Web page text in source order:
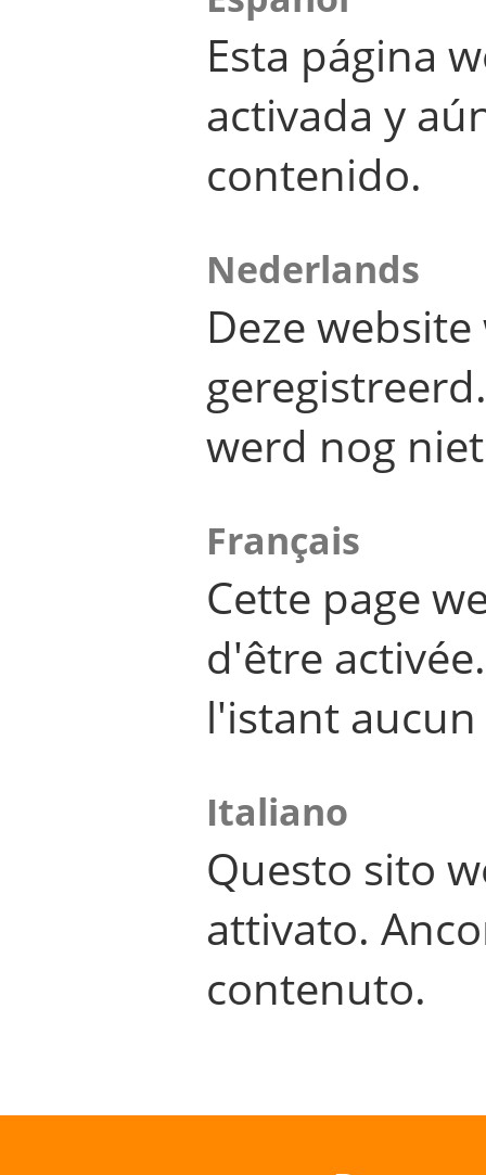
Esta página
activada y
contenido.
Nederlands
Deze
werd nog
Français
Cette page
d'être
l'istant
Italiano
Questo sito
attivato.
contenuto.